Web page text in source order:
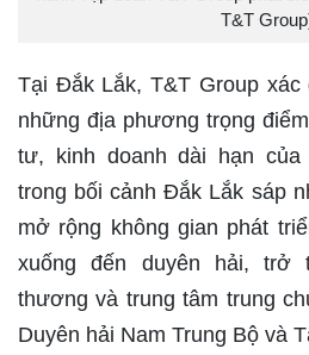
T&T
Tại Đắk Lắk, T&T Group xác
những địa phương trọng
tư, kinh doanh dài hạn
trong bối cảnh Đắk Lắk sáp
mở rộng không gian phát
xuống đến duyên hải, trở
thương và trung tâm trung
Duyên hải Nam Trung Bộ và